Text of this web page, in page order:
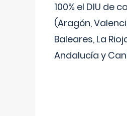
100% el DIU de
(Aragón,
Baleares, La
Andalucía y